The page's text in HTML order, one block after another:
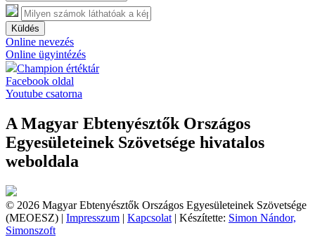
Küldés
Online nevezés
Online ügyintézés
Champion értéktár
Facebook oldal
Youtube csatorna
A Magyar Ebtenyésztők Országos
Egyesületeinek Szövetsége hivatalos
weboldala
© 2026 Magyar Ebtenyésztők Országos Egyesületeinek Szövetsége
(MEOESZ) | Impresszum | Kapcsolat | Készítette: Simon Nándor,
Simonszoft